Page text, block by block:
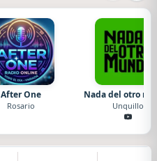
After One
Rosario
Nada del otro
Unquillo